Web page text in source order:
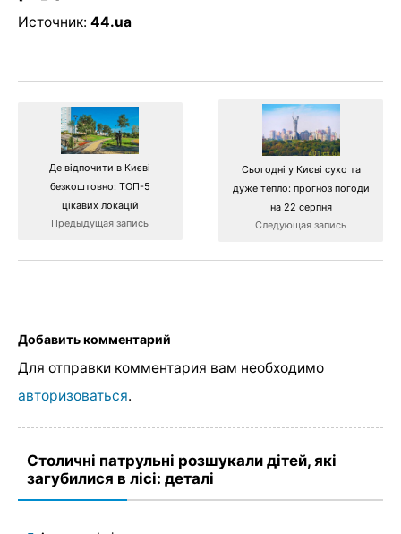
Источник: 44.ua
Де відпочити в Києві
безкоштовно: ТОП-5
цікавих локацій
Предыдущая запись
Сьогодні у Києві сухо та
дуже тепло: прогноз погоди
на 22 серпня
Следующая запись
Добавить комментарий
Для отправки комментария вам необходимо
авторизоваться.
Столичні патрульні розшукали дітей, які
загубилися в лісі: деталі